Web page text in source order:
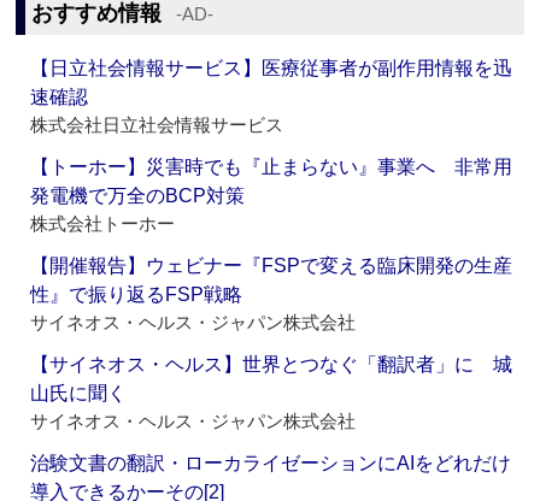
おすすめ情報 ‐AD‐
【日立社会情報サービス】医療従事者が副作用情報を迅
速確認
株式会社日立社会情報サービス
【トーホー】災害時でも『止まらない』事業へ 非常用
発電機で万全のBCP対策
株式会社トーホー
【開催報告】ウェビナー『FSPで変える臨床開発の生産
性』で振り返るFSP戦略
サイネオス・ヘルス・ジャパン株式会社
【サイネオス・ヘルス】世界とつなぐ「翻訳者」に 城
山氏に聞く
サイネオス・ヘルス・ジャパン株式会社
治験文書の翻訳・ローカライゼーションにAIをどれだけ
導入できるかーその[2]